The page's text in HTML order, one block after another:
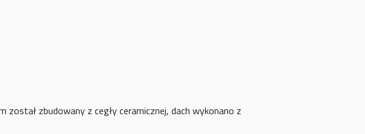
zbudowany z cegły ceramicznej, dach wykonano z